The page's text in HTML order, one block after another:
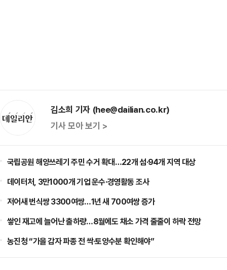
김소희 기자 (hee@dailian.co.kr)
기사 모아 보기 >
국립공원 해양쓰레기 주민 수거 확대…22개 섬·94개 지역 대상
데이터처, 3만1000개 기업 운수·경영활동 조사
저어새 번식쌍 3300여쌍…1년 새 700여쌍 증가
쌓인 재고에 늘어난 출하량…8월에도 채소 가격 줄줄이 하락 전망
농진청 “가을 감자 파종 전 싹·토양수분 확인해야”